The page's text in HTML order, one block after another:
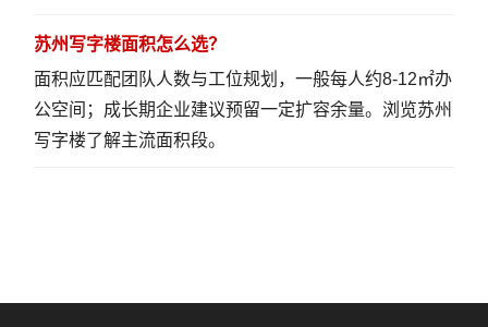
苏州写字楼面积怎么选？
面积应匹配团队人数与工位规划，一般每人约8-12㎡办
公空间；成长期企业建议预留一定扩容余量。 浏览苏州
写字楼了解主流面积段。